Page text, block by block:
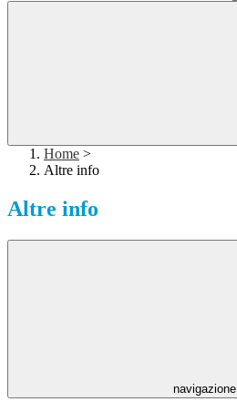
Home >
Altre info
Altre info
navigazione